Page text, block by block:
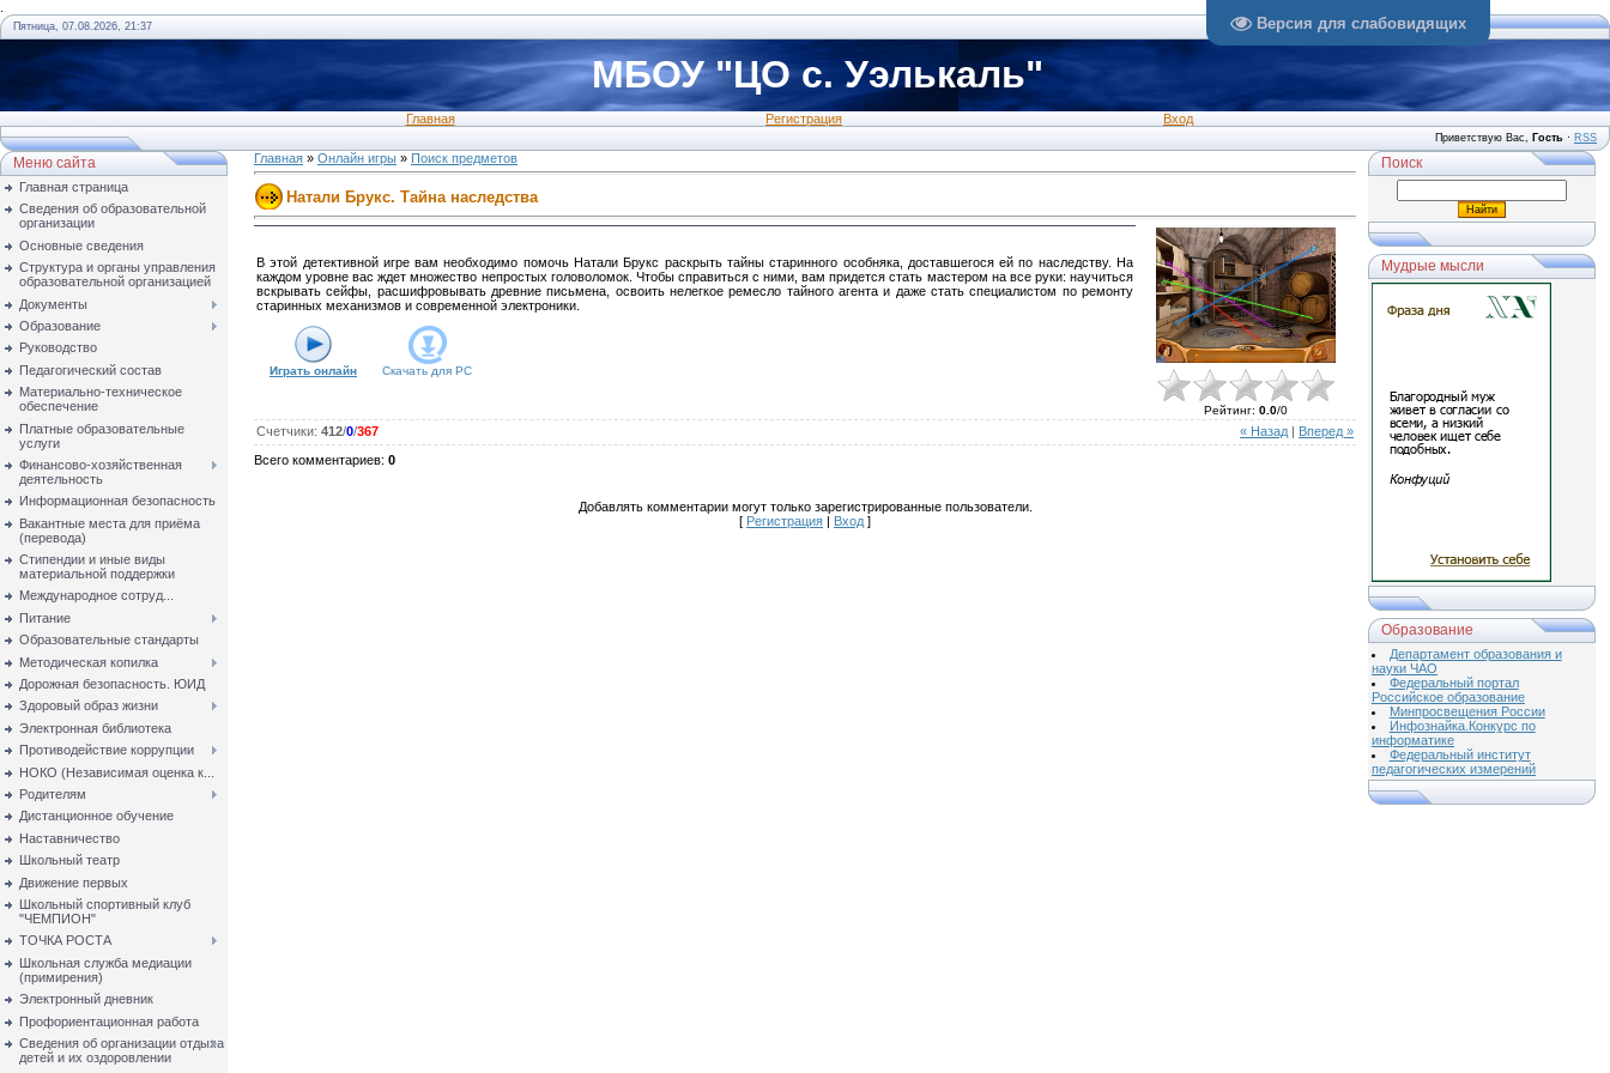
Версия для слабовидящих
Пятница, 07.08.2026, 21:37
МБОУ "ЦО с. Уэлькаль"
Главная Регистрация Вход
Приветствую Вас, Гость · RSS
Меню сайта
Главная страница
Сведения об образовательной
организации
Основные сведения
Структура и органы управления
образовательной организацией
Документы
Образование
Руководство
Педагогический состав
Материально-техническое
обеспечение
Платные образовательные
услуги
Финансово-хозяйственная
деятельность
Информационная безопасность
Вакантные места для приёма
(перевода)
Стипендии и иные виды
материальной поддержки
Международное сотруд...
Питание
Образовательные стандарты
Методическая копилка
Дорожная безопасность. ЮИД
Здоровый образ жизни
Электронная библиотека
Противодействие коррупции
НОКО (Независимая оценка к...
Родителям
Дистанционное обучение
Наставничество
Школьный театр
Движение первых
Школьный спортивный клуб
"ЧЕМПИОН"
ТОЧКА РОСТА
Школьная служба медиации
(примирения)
Электронный дневник
Профориентационная работа
Сведения об организации отдыха
детей и их оздоровлении
Главная » Онлайн игры » Поиск предметов
Натали Брукс. Тайна наследства
В этой детективной игре вам необходимо помочь Натали Брукс раскрыть тайны старинного особняка, доставшегося ей по наследству. На
каждом уровне вас ждет множество непростых головоломок. Чтобы справиться с ними, вам придется стать мастером на все руки: научиться
вскрывать сейфы, расшифровывать древние письмена, освоить нелегкое ремесло тайного агента и даже стать специалистом по ремонту
старинных механизмов и современной электроники.
Играть онлайн Скачать для PC
Рейтинг: 0.0/0
« Назад Вперед »
Счетчики: 412/0/367
Всего комментариев: 0
Добавлять комментарии могут только зарегистрированные пользователи.
[ Регистрация Вход ]
Поиск
Мудрые мысли
Образование
Департамент образования и
науки ЧАО
Федеральный портал
Российское образование
Минпросвещения России
Инфознайка.Конкурс по
информатике
Федеральный институт
педагогических измерений